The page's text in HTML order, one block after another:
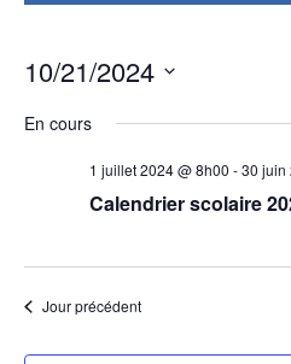
10/21/2024
une
En cours
1 juillet 2024 @ 8h00 -30 juin
Calendrier scolaire
Jour précédent